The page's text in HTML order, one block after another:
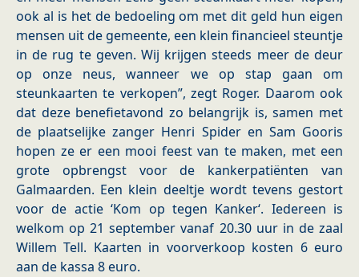
ook al is het de bedoeling om met dit geld hun eigen
mensen uit de gemeente, een klein financieel steuntje
in de rug te geven. Wij krijgen steeds meer de deur
op onze neus, wanneer we op stap gaan om
steunkaarten te verkopen”, zegt Roger. Daarom ook
dat deze benefietavond zo belangrijk is, samen met
de plaatselijke zanger Henri Spider en Sam Gooris
hopen ze er een mooi feest van te maken, met een
grote opbrengst voor de kankerpatiënten van
Galmaarden. Een klein deeltje wordt tevens gestort
voor de actie ‘Kom op tegen Kanker‘. Iedereen is
welkom op 21 september vanaf 20.30 uur in de zaal
Willem Tell. Kaarten in voorverkoop kosten 6 euro
aan de kassa 8 euro.